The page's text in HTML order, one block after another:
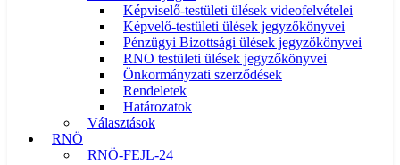
Képviselő-testületi ülések videofelvételei
Képvelő-testületi ülések jegyzőkönyvei
Pénzügyi Bizottsági ülések jegyzőkönyvei
RNO testületi ülések jegyzőkönyvei
Önkormányzati szerződések
Rendeletek
Határozatok
Választások
RNÖ
RNÖ-FEJL-24